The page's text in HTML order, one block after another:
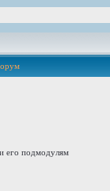
его подмодулям